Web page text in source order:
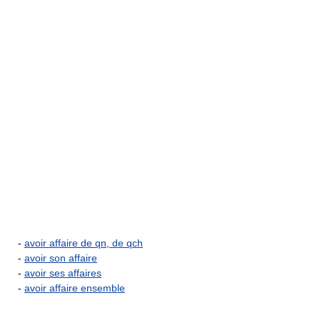
- avoir affaire de qn, de qch
- avoir son affaire
- avoir ses affaires
- avoir affaire ensemble